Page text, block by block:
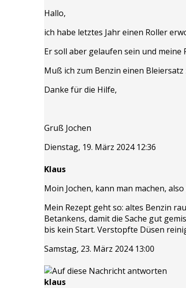
Hallo,
ich habe letztes Jahr einen Roller
Er soll aber gelaufen sein und meine
Muß ich zum Benzin einen
Danke für die Hilfe,
Gruß Jochen
Dienstag, 19. März 2024 12:36
Klaus
Moin Jochen, kann man machen,
Mein Rezept geht so: altes Benzin
Betankens, damit die Sache gut
bis kein Start. Verstopfte Düsen
Samstag, 23. März 2024 13:00
klaus